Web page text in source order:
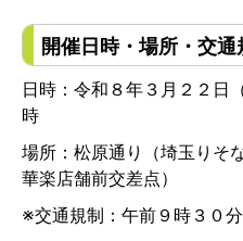
開催日時・場所・交通
日時：令和８年３月２２日
時
場所：松原通り（埼玉りそ
華楽店舗前交差点）
※交通規制： 午前９時３０